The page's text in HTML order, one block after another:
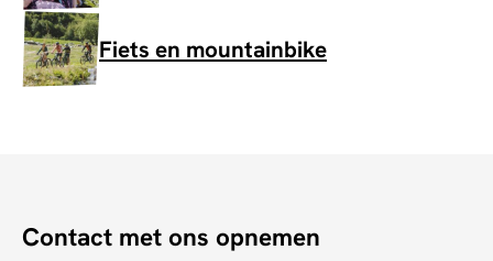
Fiets en mountainbike
Contact met ons opnemen